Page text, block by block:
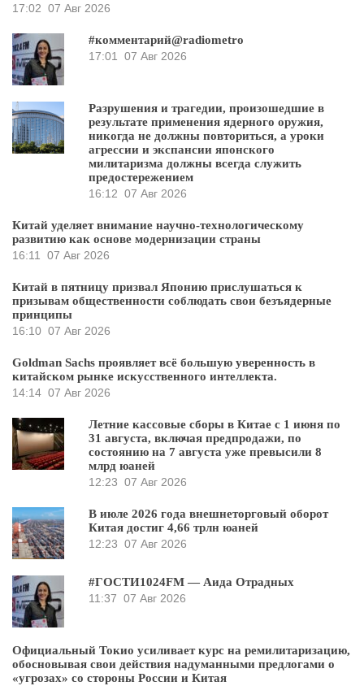
17:02 07 Авг 2026
#комментарий@radiometro
17:01
07 Авг 2026
Разрушения и трагедии, произошедшие в
результате применения ядерного оружия,
никогда не должны повториться, а уроки
агрессии и экспансии японского
милитаризма должны всегда служить
предостережением
16:12 07 Авг 2026
Китай уделяет внимание научно-технологическому
развитию как основе модернизации страны
16:11
07 Авг 2026
Китай в пятницу призвал Японию прислушаться к
призывам общественности соблюдать свои безъядерные
принципы
16:10 07 Авг 2026
Goldman Sachs проявляет всё большую уверенность в
китайском рынке искусственного интеллекта.
14:14 07 Авг 2026
Летние кассовые сборы в Китае с 1 июня по
31 августа, включая предпродажи, по
состоянию на 7 августа уже превысили 8
млрд юаней
12:23 07 Авг 2026
В июле 2026 года внешнеторговый оборот
Китая достиг 4,66 трлн юаней
12:23 07 Авг 2026
#ГОСТИ1024FM — Аида Отрадных
11:37 07 Авг 2026
Официальный Токио усиливает курс на ремилитаризацию,
обосновывая свои действия надуманными предлогами о
«угрозах» со стороны России и Китая